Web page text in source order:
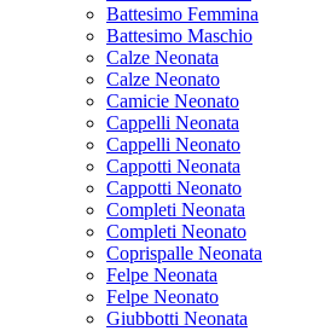
Battesimo Femmina
Battesimo Maschio
Calze Neonata
Calze Neonato
Camicie Neonato
Cappelli Neonata
Cappelli Neonato
Cappotti Neonata
Cappotti Neonato
Completi Neonata
Completi Neonato
Coprispalle Neonata
Felpe Neonata
Felpe Neonato
Giubbotti Neonata